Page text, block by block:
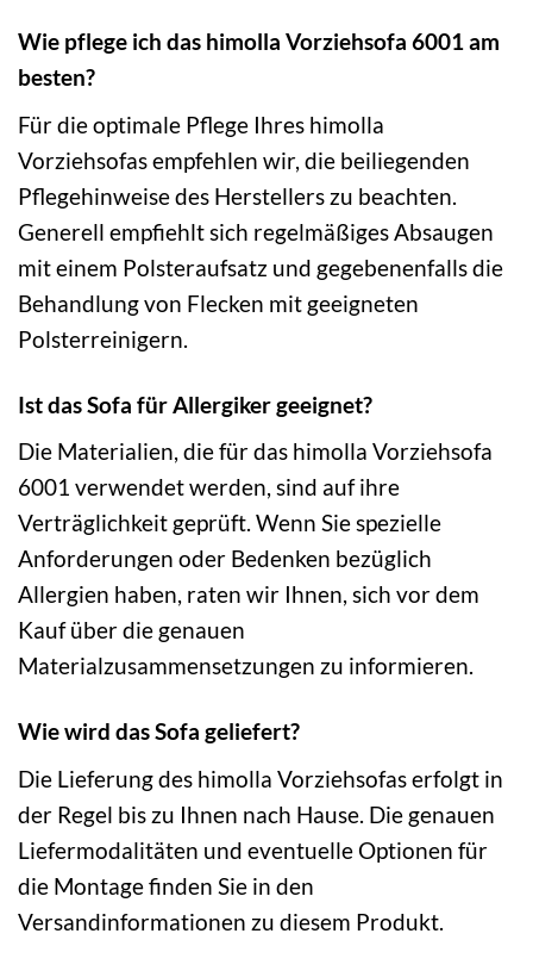
Wie pflege ich das himolla Vorziehsofa 6001 am
besten?
Für die optimale Pflege Ihres himolla
Vorziehsofas empfehlen wir, die beiliegenden
Pflegehinweise des Herstellers zu beachten.
Generell empfiehlt sich regelmäßiges Absaugen
mit einem Polsteraufsatz und gegebenenfalls die
Behandlung von Flecken mit geeigneten
Polsterreinigern.
Ist das Sofa für Allergiker geeignet?
Die Materialien, die für das himolla Vorziehsofa
6001 verwendet werden, sind auf ihre
Verträglichkeit geprüft. Wenn Sie spezielle
Anforderungen oder Bedenken bezüglich
Allergien haben, raten wir Ihnen, sich vor dem
Kauf über die genauen
Materialzusammensetzungen zu informieren.
Wie wird das Sofa geliefert?
Die Lieferung des himolla Vorziehsofas erfolgt in
der Regel bis zu Ihnen nach Hause. Die genauen
Liefermodalitäten und eventuelle Optionen für
die Montage finden Sie in den
Versandinformationen zu diesem Produkt.